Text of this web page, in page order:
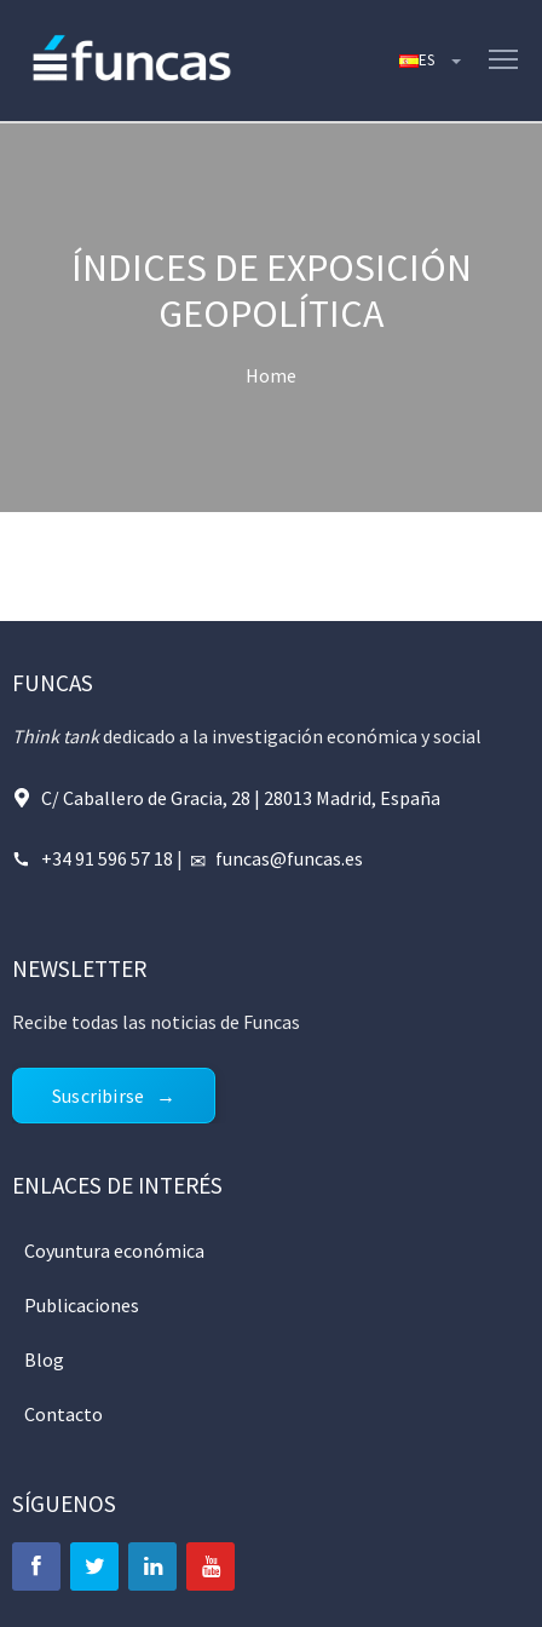
ÍNDICES DE EXPOSICIÓN
GEOPOLÍTICA
Home
FUNCAS
Think tankdedicado a la investigación económica y social
C/ Caballero de Gracia, 28 | 28013 Madrid, España
+34 91 596 57 18 | funcas@funcas.es
NEWSLETTER
Recibe todas las noticias de Funcas
Suscribirse
ENLACES DE INTERÉS
Coyuntura económica
Publicaciones
Blog
Contacto
SÍGUENOS